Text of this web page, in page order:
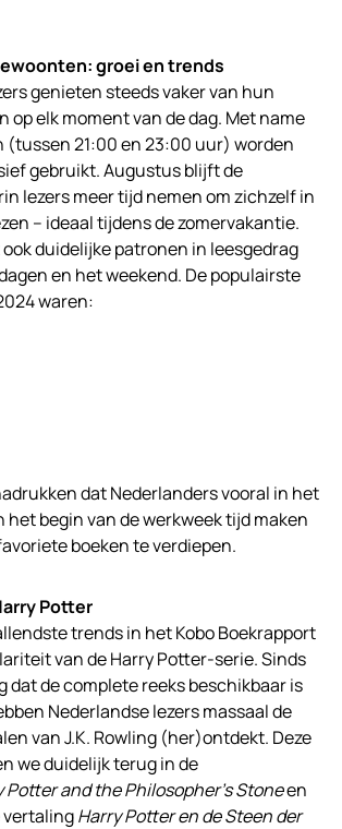
groei en trends
genieten steeds vaker van hun
op elk moment van de dag. Met name
(tussen 21:00 en 23:00 uur) worden
gebruikt. Augustus blijft de
lezers meer tijd nemen om zichzelf in
– ideaal tijdens de zomervakantie.
duidelijke patronen in leesgedrag
en het weekend. De populairste
waren:
dat Nederlanders vooral in het
het begin van de werkweek tijd maken
boeken te verdiepen.
Potter
trends in het Kobo Boekrapport
van de Harry Potter-serie. Sinds
dat de complete reeks beschikbaar is
Nederlandse lezers massaal de
van J.K. Rowling (her)ontdekt. Deze
we duidelijk terug in de
Potter and the Philosopher’s Stoneen
vertalingHarry Potter en de Steen der